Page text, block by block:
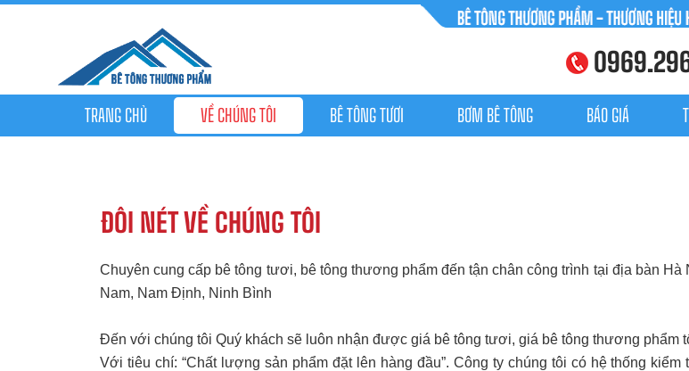
TRANG CHỦ VỀ CHÚNG TÔI BÊ TÔNG TƯƠI BƠM BÊ TÔNG BÁO GIÁ
ĐÔI NÉT VỀ CHÚNG TÔI
Chuyên cung cấp bê tông tươi, bê tông thương phẩm đến tận chân công trình tại địa bàn
Nam, Nam Định, Ninh Bình
Đến với chúng tôi Quý khách sẽ luôn nhận được giá bê tông tươi, giá bê tông thương phẩm
Với tiêu chí: “Chất lượng sản phẩm đặt lên hàng đầu”. Công ty chúng tôi có hệ thống